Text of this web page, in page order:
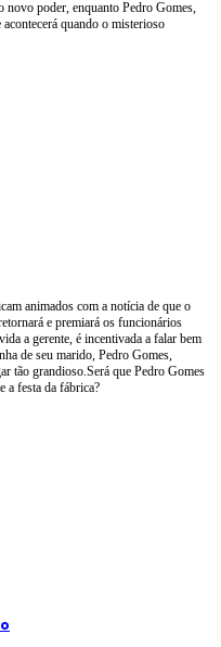
novo poder, enquanto Pedro Gomes,
quando o misterioso
animados com a notícia de que o
e premiará os funcionários
a gerente, é incentivada a falar bem
de seu marido, Pedro Gomes,
tão grandioso.Será que Pedro Gomes
a festa da fábrica?